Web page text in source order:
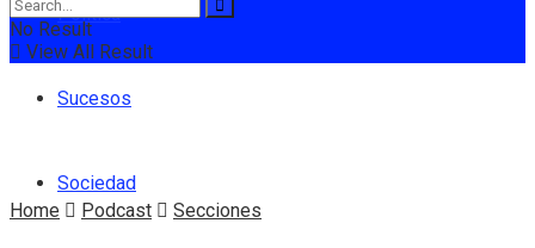
Política
Sucesos
Sociedad
No Result
View All Result
Home Podcast Secciones